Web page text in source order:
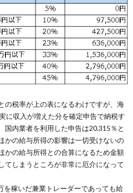
の税率が上の表になるわけですが、海
に収入が増えた分を確定申告で納税す
国内業者を利用した申告は20.315％と
かの給与所得の影響は一切受けないの
かの給与所得との合算になるため金額
てしまうところが非常に厄介になって
を稼いだ兼業トレーダーであっても給